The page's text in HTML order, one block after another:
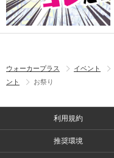
ウォーカープラス イベント
ント
お祭り
利用規約
推奨環境